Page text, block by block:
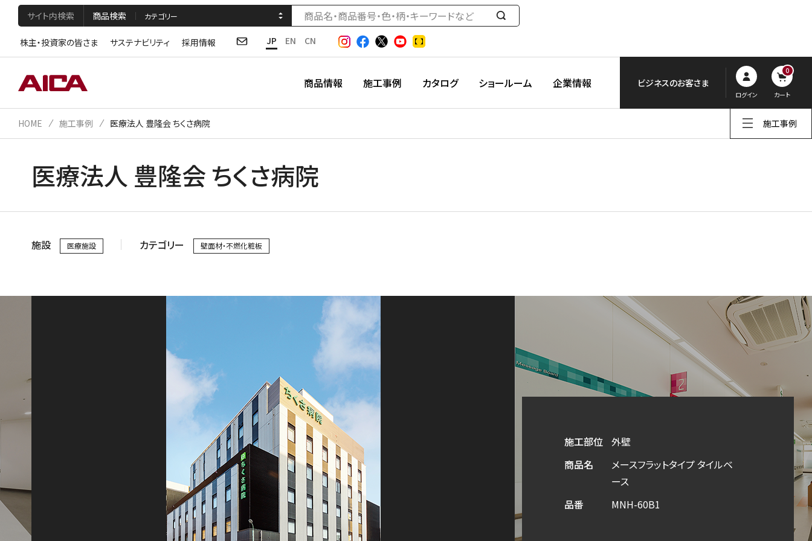
サイト内検索 商品検索
検
す
株主・投資家の皆さま サステナビリティ 採用情報 JP EN CN
商品情報 施工事例 カタログ ショールーム 企業情報 ビジネスのお客さま
ログイン
0
カート
施工事例
HOME 施工事例 医療法人 豊隆会 ちくさ病院
医療法人 豊隆会 ちくさ病院
施設 医療施設 カテゴリー 壁面材・不燃化粧板
施工部位 外壁
商品名
メースフラットタイプ タイルベ
ース
品番
MNH-60B1
施工部位 内壁
商品名
セラール
FKJ6000ZYN23
施工部位 内壁
商品名
セラール
FKJ6000ZYN23